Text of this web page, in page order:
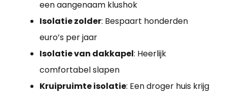
een aangenaam klushok
Isolatie zolder: Bespaart honderden
euro’s per jaar
Isolatie van dakkapel: Heerlijk
comfortabel slapen
Kruipruimte isolatie: Een droger huis krijg